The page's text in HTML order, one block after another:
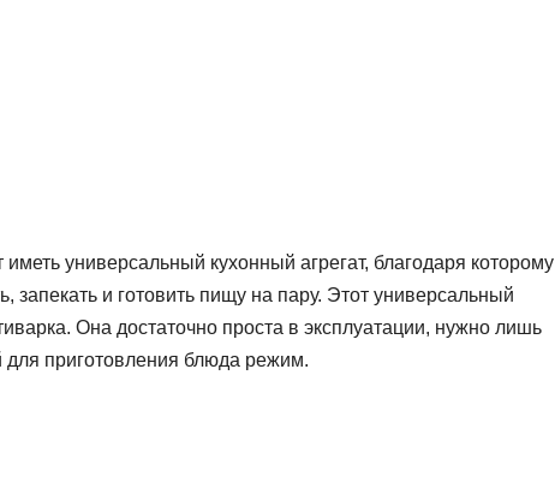
универсальный кухонный агрегат, благодаря которому
запекать и готовить пищу на пару. Этот универсальный
Она достаточно проста в эксплуатации, нужно лишь
для приготовления блюда режим.